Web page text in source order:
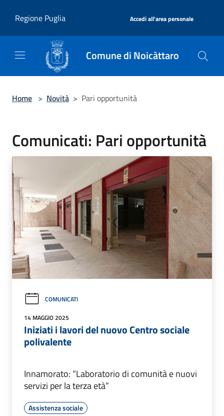
Regione Puglia
Accedi all'area personale
Comune di Noicàttaro
Home > Novità > Pari opportunità
Comunicati: Pari opportunità
COMUNICATI
14 MAGGIO 2025
Iniziati i lavori del nuovo Centro sociale
polivalente
Innamorato: “Laboratorio di comunità e nuovi
servizi per la terza età”
Assistenza sociale